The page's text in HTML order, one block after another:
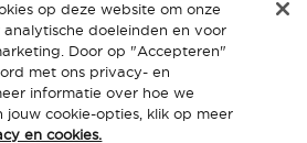
op deze website om onze
doeleinden en voor
Door op "Accepteren"
met ons privacy- en
informatie over hoe we
jouw cookie-opties, klik op meer
en cookies.